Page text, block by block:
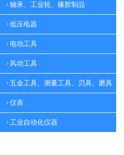
轴承、工业轮、橡胶制品
低压电器
电动工具
风动工具
五金工具、测量工具、刃具、磨具
仪表
工业自动化仪器